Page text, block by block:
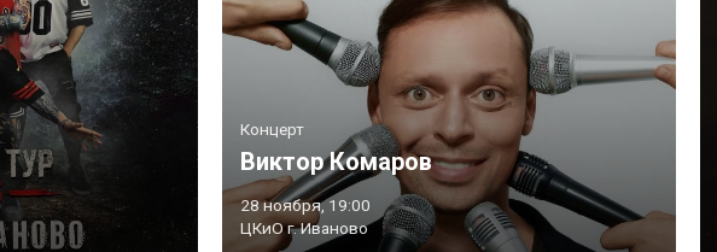
Концерт
Виктор Комаров
28 ноября, 19:00
ЦКиО г. Иваново